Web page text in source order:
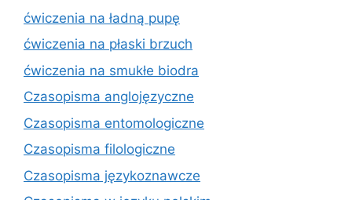
ćwiczenia na ładną pupę
ćwiczenia na płaski brzuch
ćwiczenia na smukłe biodra
Czasopisma anglojęzyczne
Czasopisma entomologiczne
Czasopisma filologiczne
Czasopisma językoznawcze